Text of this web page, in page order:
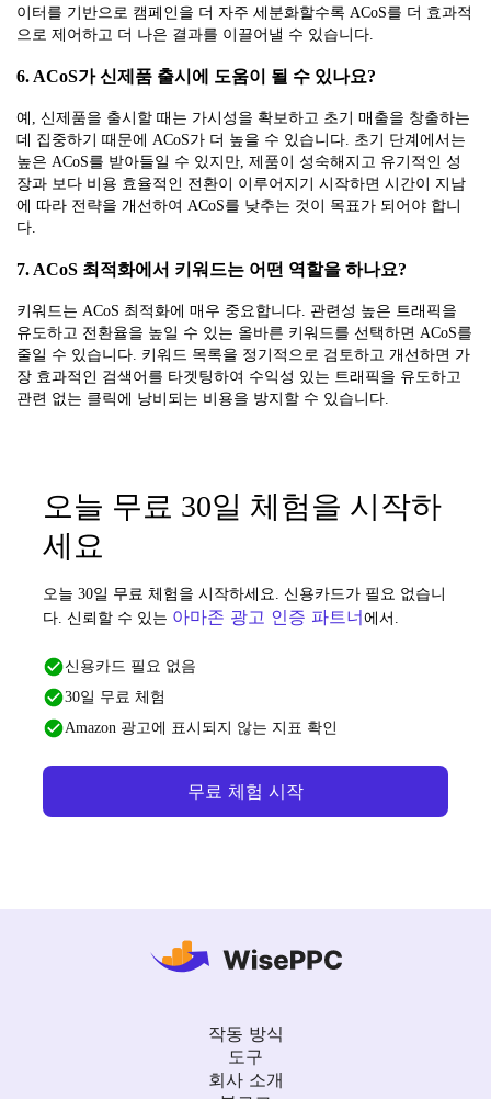
이터를 기반으로 캠페인을 더 자주 세분화할수록 ACoS를 더 효과적
으로 제어하고 더 나은 결과를 이끌어낼 수 있습니다.
6. ACoS가 신제품 출시에 도움이 될 수 있나요?
예, 신제품을 출시할 때는 가시성을 확보하고 초기 매출을 창출하는
데 집중하기 때문에 ACoS가 더 높을 수 있습니다. 초기 단계에서는
높은 ACoS를 받아들일 수 있지만, 제품이 성숙해지고 유기적인 성
장과 보다 비용 효율적인 전환이 이루어지기 시작하면 시간이 지남
에 따라 전략을 개선하여 ACoS를 낮추는 것이 목표가 되어야 합니
다.
7. ACoS 최적화에서 키워드는 어떤 역할을 하나요?
키워드는 ACoS 최적화에 매우 중요합니다. 관련성 높은 트래픽을
유도하고 전환율을 높일 수 있는 올바른 키워드를 선택하면 ACoS를
줄일 수 있습니다. 키워드 목록을 정기적으로 검토하고 개선하면 가
장 효과적인 검색어를 타겟팅하여 수익성 있는 트래픽을 유도하고
관련 없는 클릭에 낭비되는 비용을 방지할 수 있습니다.
오늘 무료 30일 체험을 시작하
세요
오늘 30일 무료 체험을 시작하세요. 신용카드가 필요 없습니
다. 신뢰할 수 있는 아마존 광고 인증 파트너에서.
신용카드 필요 없음
30일 무료 체험
Amazon 광고에 표시되지 않는 지표 확인
무료 체험 시작
작동 방식
도구
회사 소개